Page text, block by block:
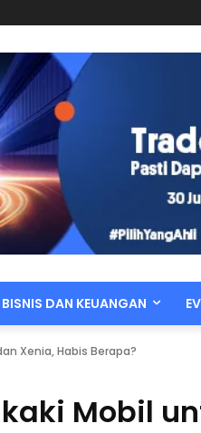
BISNIS DAN KEUANGAN
Xenia, Habis Berapa?
Mobil